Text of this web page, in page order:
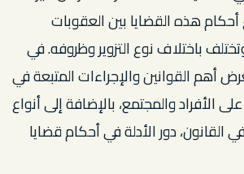
هذه القضايا بين العقوبات
باختلاف نوع التزوير وظروفه. في
أهم القوانين والإجراءات المتبعة في
على الأفراد والمجتمع، بالإضافة إلى أنواع
القانون، دور الأدلة في أحكام قضايا